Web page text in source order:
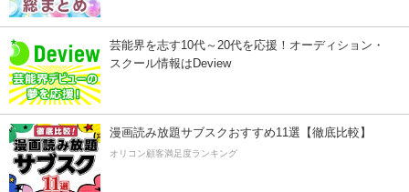
芸能界を志す10代～20代を応援！オーディション・
スクール情報はDeview
漫画読み放題サブスクおすすめ11選【徹底比較】
オリコン顧客満足度ランキング